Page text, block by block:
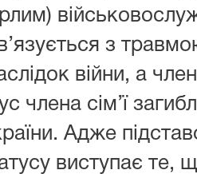
з
війни, а
члена сім’ї
Адже
виступає те,